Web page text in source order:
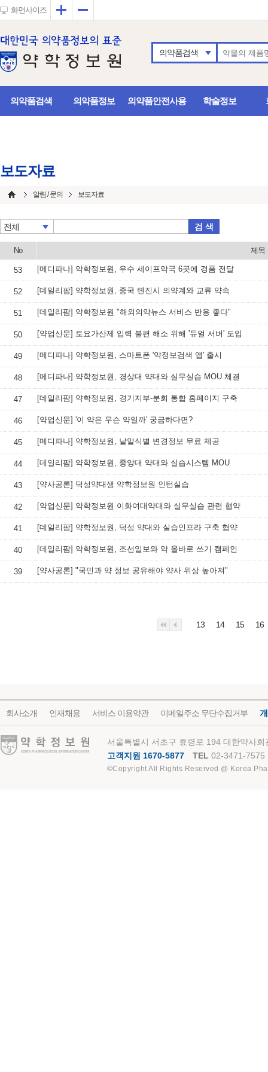
화면사이즈 확대
의약품검색
의약품검색 의약품정보 의약품안전사용 학술정보
보도자료
알림 / 문의 보도자료
전체 검 색
No 제목
53 [메디파나] 약학정보원, 우수 세이프약국 6곳에 경품 전달
52 [데일리팜] 약학정보원, 중국 톈진시 의약계와 교류 약속
51 [데일리팜] 약학정보원 "해외의약뉴스 서비스 반응 좋다"
50 [약업신문] 토요가산제 입력 불편 해소 위해 '듀얼 서버' 도입
49 [메디파나] 약학정보원, 스마트폰 '약정보검색 앱' 출시
48 [메디파나] 약학정보원, 경상대 약대와 실무실습 MOU 체결
47 [데일리팜] 약학정보원, 경기지부-분회 통합 홈페이지 구축
46 [약업신문] '이 약은 무슨 약일까' 궁금하다면?
45 [메디파나] 약학정보원, 낱알식별 변경정보 무료 제공
44 [데일리팜] 약학정보원, 중앙대 약대와 실습시스템 MOU
43 [약사공론] 덕성약대생 약학정보원 인턴실습
42 [약업신문] 약학정보원 이화여대약대와 실무실습 관련 협약
41 [데일리팜] 약학정보원, 덕성 약대와 실습인프라 구축 협약
40 [데일리팜] 약학정보원, 조선일보와 약 올바로 쓰기 캠페인
39 [약사공론] "국민과 약 정보 공유해야 약사 위상 높아져"
13 14 15 16
회사소개 인재채용 서비스 이용약관 이메일주소 무단수집거부
약학정보원
서울특별시 서초구 효령로 194 대한약사
고객지원 1670-5877
TEL 02-3471-7575
©Copyright All Rights Reserved @ Korea